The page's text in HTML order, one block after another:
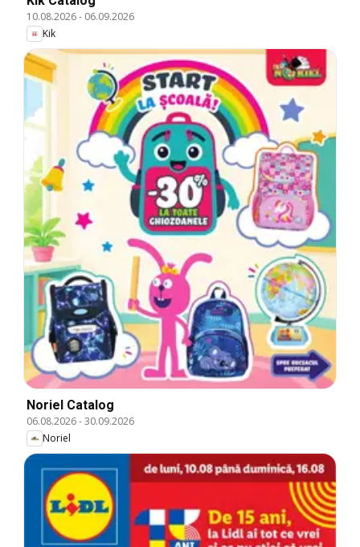
10.08.2026- 06.09.2026
Kik
Noriel Catalog
06.08.2026-30.09.2026
Noriel